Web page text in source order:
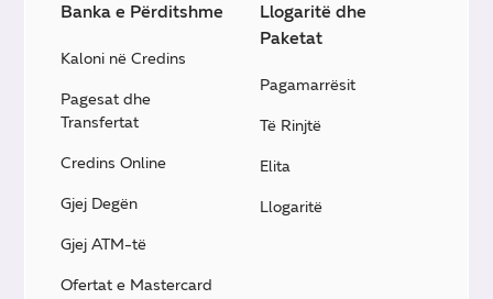
Banka e Përditshme
Kaloni në Credins
Pagesat dhe
Transfertat
Credins Online
Gjej Degën
Gjej ATM-të
Ofertat e Mastercard
Llogaritë dhe
Paketat
Pagamarrësit
Të Rinjtë
Elita
Llogaritë